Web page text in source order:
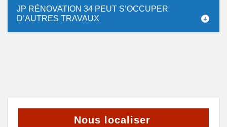
JP RÉNOVATION 34 PEUT S’OCCUPER
D’AUTRES TRAVAUX
Nous localiser